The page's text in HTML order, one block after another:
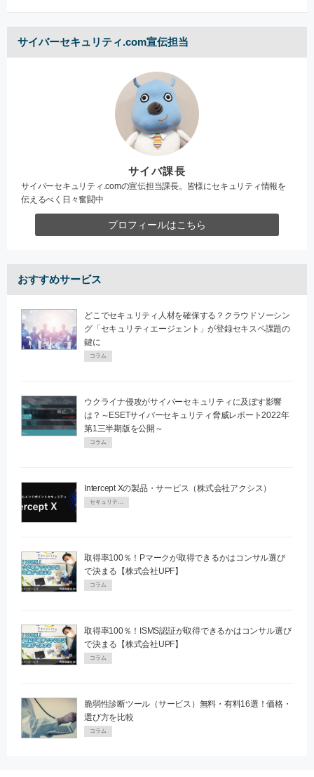
サイバーセキュリティ.com宣伝担当
サイバ課長
サイバーセキュリティ.comの宣伝担当課長。皆様にセキュリティ情報を
伝えるべく日々奮闘中
プロフィールはこちら
おすすめサービス
どこでセキュリティ人材を確保する？クラウドソーシン
グ「セキュリティエージェント」が登録セキスペ課題の
鍵に
コラム
ウクライナ侵攻がサイバーセキュリティに及ぼす影響
は？～ESETサイバーセキュリティ脅威レポート2022年
第1三半期版を公開～
コラム
Intercept Xの製品・サービス（株式会社アクシス）
セキュリティPR
取得率100％！Pマークが取得できるかはコンサル選び
で決まる【株式会社UPF】
コラム
取得率100％！ISMS認証が取得できるかはコンサル選び
で決まる【株式会社UPF】
コラム
脆弱性診断ツール（サービス）無料・有料16選！価格・
選び方を比較
コラム